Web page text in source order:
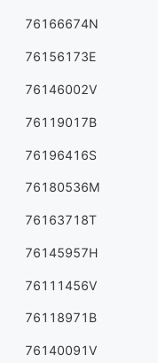
76166674N
76156173E
76146002V
76119017B
76196416S
76180536M
76163718T
76145957H
76111456V
76118971B
76140091V